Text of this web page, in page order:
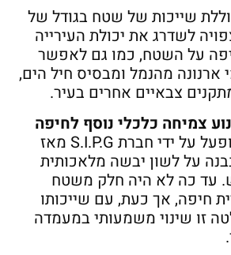
שייכות של שטח בגודל של
צפויה לשדרג את יכולת העירייה
על השטח, כמו גם לאפשר
ארנונה מהנמל ומבסיס חיל הים,
צבאיים אחרים בעיר.
צמיחה כלכלי נוסף לחיפה
נמל המפרץ, שמופעל על ידי חברת S.I.P.G מאז
2021, נבנה על לשון יבשה מלאכותית
עד כה לא היה חלק משטח
חיפה, אך כעת, עם שייכותו
זו שינוי משמעותי במעמדה